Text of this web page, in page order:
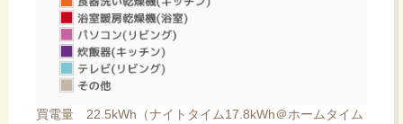
買電量 22.5kWh（ナイトタイム17.8kWh＠ホームタイム